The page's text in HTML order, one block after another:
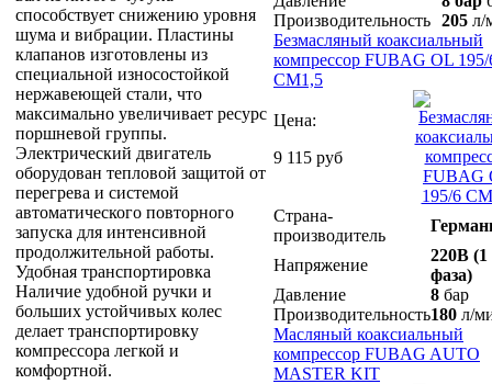
способствует снижению уровня
шума и вибрации. Пластины
клапанов изготовлены из
специальной износостойкой
нержавеющей стали, что
максимально увеличивает ресурс
поршневой группы.
Электрический двигатель
оборудован тепловой защитой от
перегрева и системой
автоматического повторного
запуска для интенсивной
продолжительной работы.
Удобная транспортировка
Наличие удобной ручки и
больших устойчивых колес
делает транспортировку
компрессора легкой и
комфортной.
Производительность 205 л/
Безмасляный коаксиальный
компрессор FUBAG OL 195/
CM1,5
Цена:
9 115 руб
Страна-
производитель
Напряжение
220В (1
фаза)
Давление
8 бар
Производительность180 л/
Масляный коаксиальный
компрессор FUBAG AUTO
MASTER KIT